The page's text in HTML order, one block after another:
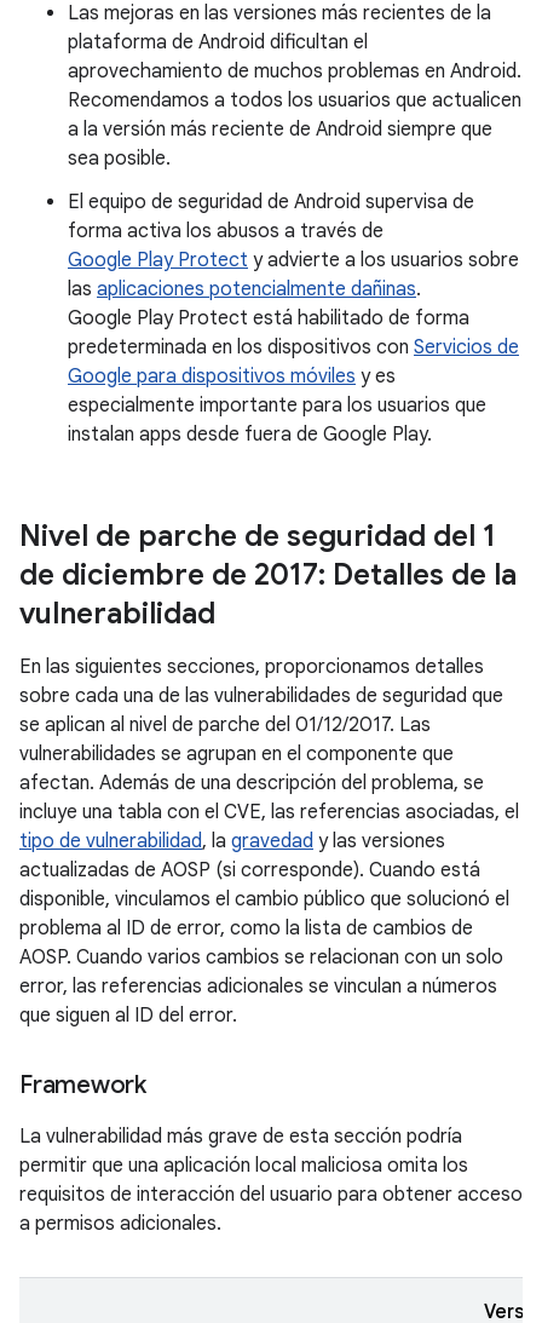
Las mejoras en las versiones más recientes de la
plataforma de Android dificultan el
aprovechamiento de muchos problemas en Android.
Recomendamos a todos los usuarios que actualicen
a la versión más reciente de Android siempre que
sea posible.
El equipo de seguridad de Android supervisa de
forma activa los abusos a través de
Google Play Protect y advierte a los usuarios sobre
las aplicaciones potencialmente dañinas.
Google Play Protect está habilitado de forma
predeterminada en los dispositivos con Servicios de
Google para dispositivos móviles y es
especialmente importante para los usuarios que
instalan apps desde fuera de Google Play.
Nivel de parche de seguridad del 1
de diciembre de 2017: Detalles de la
vulnerabilidad
En las siguientes secciones, proporcionamos detalles
sobre cada una de las vulnerabilidades de seguridad que
se aplican al nivel de parche del 01/12/2017. Las
vulnerabilidades se agrupan en el componente que
afectan. Además de una descripción del problema, se
incluye una tabla con el CVE, las referencias asociadas, el
tipo de vulnerabilidad, la gravedad y las versiones
actualizadas de AOSP (si corresponde). Cuando está
disponible, vinculamos el cambio público que solucionó el
problema al ID de error, como la lista de cambios de
AOSP. Cuando varios cambios se relacionan con un solo
error, las referencias adicionales se vinculan a números
que siguen al ID del error.
Framework
La vulnerabilidad más grave de esta sección podría
permitir que una aplicación local maliciosa omita los
requisitos de interacción del usuario para obtener acceso
a permisos adicionales.